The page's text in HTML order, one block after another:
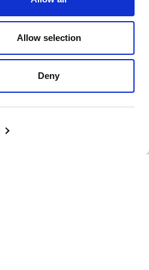
Allow selection
Deny